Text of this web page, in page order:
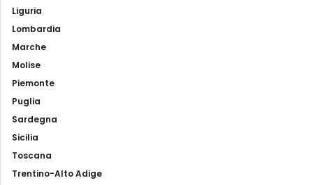
Liguria
Lombardia
Marche
Molise
Piemonte
Puglia
Sardegna
Sicilia
Toscana
Trentino-Alto Adige